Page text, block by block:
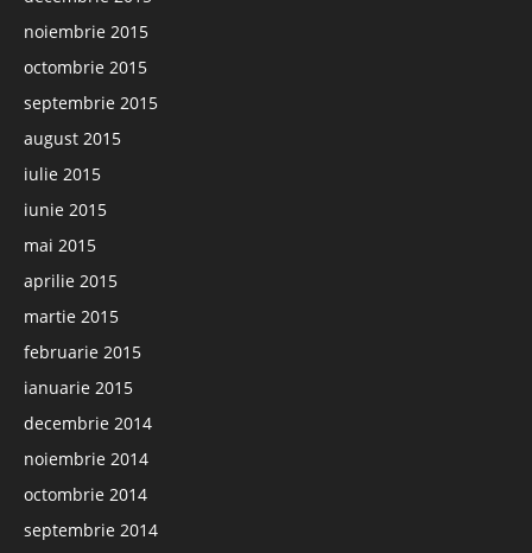
noiembrie 2015
octombrie 2015
septembrie 2015
august 2015
iulie 2015
iunie 2015
mai 2015
aprilie 2015
martie 2015
februarie 2015
ianuarie 2015
decembrie 2014
noiembrie 2014
octombrie 2014
septembrie 2014